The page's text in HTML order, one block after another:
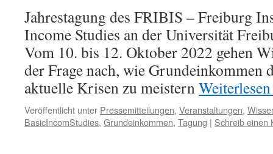
Jahrestagung des FRIBIS – Freiburg
Income Studies an der Universität
Vom 10. bis 12. Oktober 2022 gehen
der Frage nach, wie Grundeinkommen
aktuelle Krisen zu meistern
Veröffentlicht unter Pressemitteilungen, Veranstaltungen,
BasicIncomStudies, Grundeinkommen, Tagung | Schreib einen